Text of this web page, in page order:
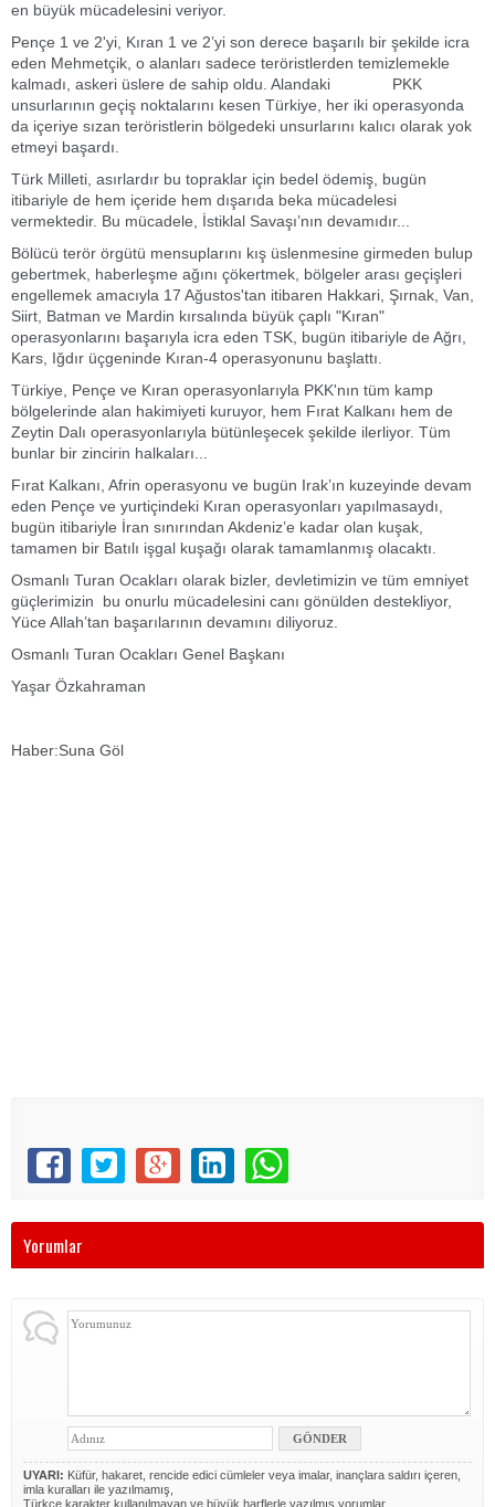
en büyük mücadelesini veriyor.
Pençe 1 ve 2'yi, Kıran 1 ve 2’yi son derece başarılı bir şekilde icra
eden Mehmetçik, o alanları sadece teröristlerden temizlemekle
kalmadı, askeri üslere de sahip oldu. Alandaki PKK
unsurlarının geçiş noktalarını kesen Türkiye, her iki operasyonda
da içeriye sızan teröristlerin bölgedeki unsurlarını kalıcı olarak yok
etmeyi başardı.
Türk Milleti, asırlardır bu topraklar için bedel ödemiş, bugün
itibariyle de hem içeride hem dışarıda beka mücadelesi
vermektedir. Bu mücadele, İstiklal Savaşı’nın devamıdır...
Bölücü terör örgütü mensuplarını kış üslenmesine girmeden bulup
gebertmek, haberleşme ağını çökertmek, bölgeler arası geçişleri
engellemek amacıyla 17 Ağustos'tan itibaren Hakkari, Şırnak, Van,
Siirt, Batman ve Mardin kırsalında büyük çaplı "Kıran"
operasyonlarını başarıyla icra eden TSK, bugün itibariyle de Ağrı,
Kars, Iğdır üçgeninde Kıran-4 operasyonunu başlattı.
Türkiye, Pençe ve Kıran operasyonlarıyla PKK'nın tüm kamp
bölgelerinde alan hakimiyeti kuruyor, hem Fırat Kalkanı hem de
Zeytin Dalı operasyonlarıyla bütünleşecek şekilde ilerliyor. Tüm
bunlar bir zincirin halkaları...
Fırat Kalkanı, Afrin operasyonu ve bugün Irak’ın kuzeyinde devam
eden Pençe ve yurtiçindeki Kıran operasyonları yapılmasaydı,
bugün itibariyle İran sınırından Akdeniz’e kadar olan kuşak,
tamamen bir Batılı işgal kuşağı olarak tamamlanmış olacaktı.
Osmanlı Turan Ocakları olarak bizler, devletimizin ve tüm emniyet
güçlerimizin bu onurlu mücadelesini canı gönülden destekliyor,
Yüce Allah’tan başarılarının devamını diliyoruz.
Osmanlı Turan Ocakları Genel Başkanı
Yaşar Özkahraman
Haber:Suna Göl
Yorumlar
UYARI: Küfür, hakaret, rencide edici cümleler veya imalar, inançlara saldırı içeren,
imla kuralları ile yazılmamış,
Türkçe karakter kullanılmayan ve büyük harflerle yazılmış yorumlar